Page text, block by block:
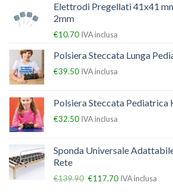
Elettrodi Pregellati 41x41
2mm
€10.70 IVA inclusa
Polsiera Steccata Lunga
€39.50 IVA inclusa
Polsiera Steccata Pediatrica
€32.50 IVA inclusa
Sponda Universale
Rete
€139.90 €117.70 IVA inclusa